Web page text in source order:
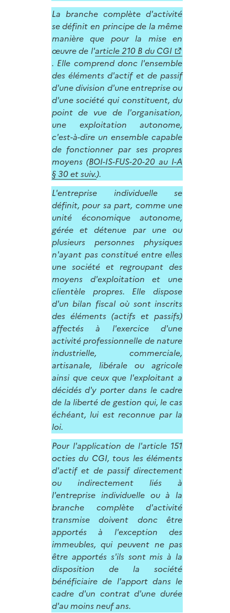
La branche complète d'activité
se définit en principe de la même
manière que pour la mise en
œuvre de l'article 210 B du CGI
. Elle comprend donc l'ensemble
des éléments d'actif et de passif
d'une division d'une entreprise ou
d'une société qui constituent, du
point de vue de l'organisation,
une exploitation autonome,
c'est-à-dire un ensemble capable
de fonctionner par ses propres
moyens (BOI-IS-FUS-20-20 au I-A
§ 30 et suiv.).
L'entreprise individuelle se
définit, pour sa part, comme une
unité économique autonome,
gérée et détenue par une ou
plusieurs personnes physiques
n'ayant pas constitué entre elles
une société et regroupant des
moyens d'exploitation et une
clientèle propres. Elle dispose
d'un bilan fiscal où sont inscrits
des éléments (actifs et passifs)
affectés à l'exercice d'une
activité professionnelle de nature
industrielle, commerciale,
artisanale, libérale ou agricole
ainsi que ceux que l'exploitant a
décidés d'y porter dans le cadre
de la liberté de gestion qui, le cas
échéant, lui est reconnue par la
loi.
Pour l'application de l'article 151
octies du CGI, tous les éléments
d'actif et de passif directement
ou indirectement liés à
l'entreprise individuelle ou à la
branche complète d'activité
transmise doivent donc être
apportés à l'exception des
immeubles, qui peuvent ne pas
être apportés s'ils sont mis à la
disposition de la société
bénéficiaire de l'apport dans le
cadre d'un contrat d'une durée
d'au moins neuf ans.